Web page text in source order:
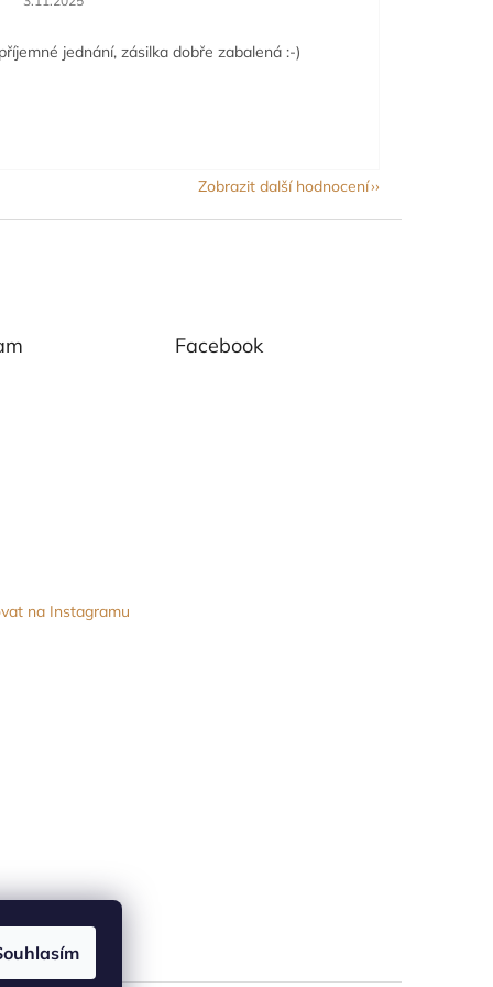
jednání, zásilka dobře zabalená :-)
Zobrazit další hodnocení
na Instagramu
Facebook